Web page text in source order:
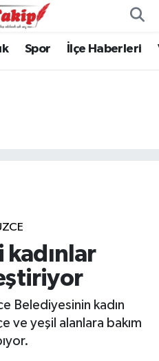
Spor İlçe Haberleri
kadınlar
Belediyesinin kadın
ve yeşil alanlara bakım